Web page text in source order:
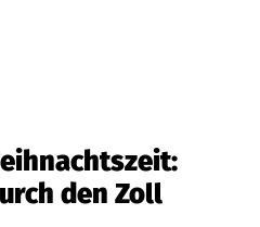
den Zoll